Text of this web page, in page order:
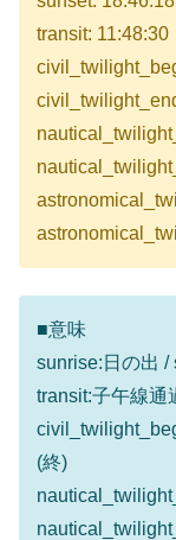
transit: 11:48:30
■意味
sunrise:日の出 /
transit:子午線通
(終)